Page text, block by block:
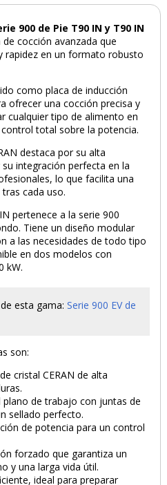
900 de Pie T90 IN y T90 IN
cocción avanzada que
rapidez en un formato robusto
como placa de inducción
ofrecer una cocción precisa y
cualquier tipo de alimento en
total sobre la potencia.
destaca por su alta
integración perfecta en la
lo que facilita una
cada uso.
pertenece a la serie 900
Tiene un diseño modular
a las necesidades de todo tipo
en dos modelos con
kW.
esta gama:Serie 900 EV de
son:
cristal CERAN de alta
de trabajo con juntas de
sellado perfecto.
de potencia para un control
forzado que garantiza un
y una larga vida útil.
ideal para preparar